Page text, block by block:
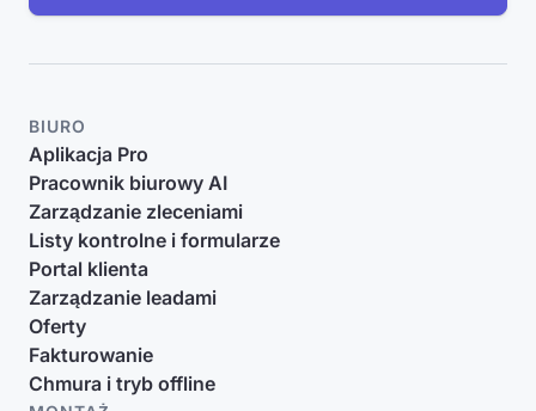
BIURO
Aplikacja Pro
Pracownik biurowy AI
Zarządzanie zleceniami
Listy kontrolne i formularze
Portal klienta
Zarządzanie leadami
Oferty
Fakturowanie
Chmura i tryb offline